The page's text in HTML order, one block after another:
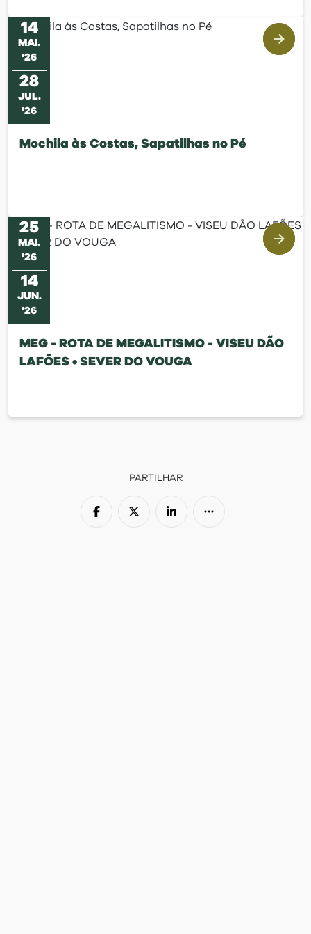
14
MAI .
'26
28
JUL.
'26
Mochila às Costas, Sapatilhas no Pé
25
MAI .
'26
14
JUN .
'26
MEG - ROTA DE MEGALITISMO - VISEU DÃO
LAFÕES • SEVER DO VOUGA
PARTILHAR